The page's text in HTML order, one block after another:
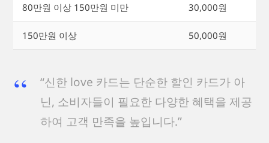
80만원 이상 150만원 미만 30,000원
150만원 이상 50,000원
“신한 love 카드는 단순한 할인 카드가 아
닌, 소비자들이 필요한 다양한 혜택을 제공
하여 고객 만족을 높입니다.”